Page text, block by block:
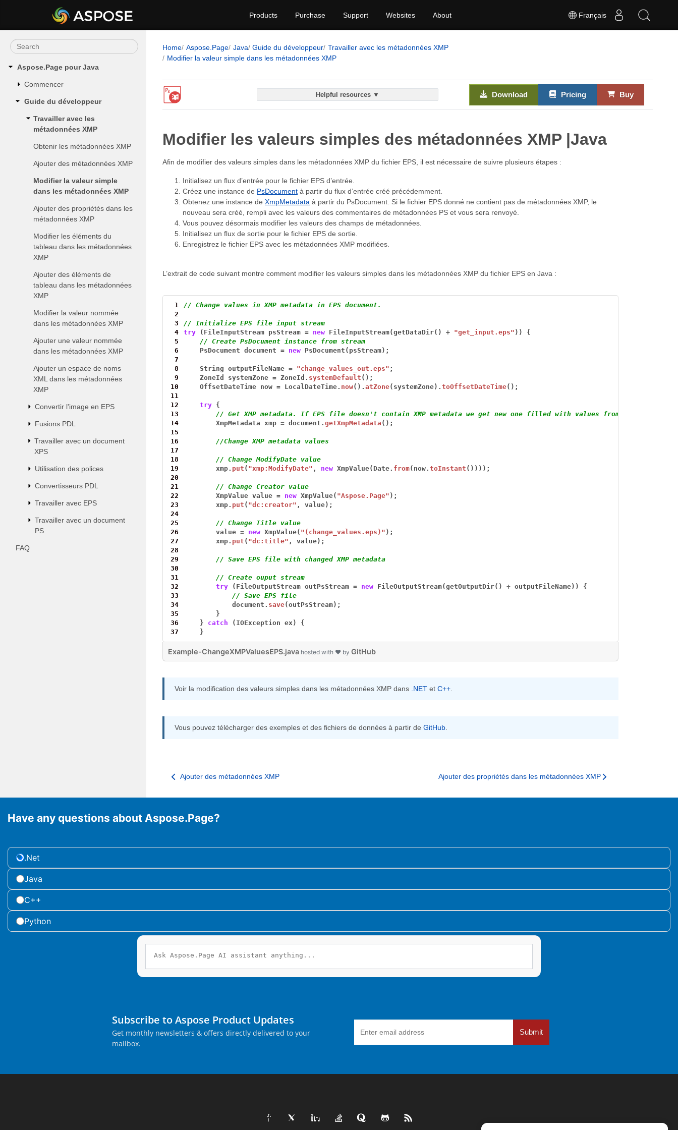
Français
Products Purchase Support Websites About
Aspose.Page pour Java
Commencer
Guide du développeur
Travailler avec les
métadonnées XMP
Obtenir les métadonnées XMP
Ajouter des métadonnées XMP
Modifier la valeur simple
dans les métadonnées XMP
Ajouter des propriétés dans les
métadonnées XMP
Modifier les éléments du
tableau dans les métadonnées
XMP
Ajouter des éléments de
tableau dans les métadonnées
XMP
Modifier la valeur nommée
dans les métadonnées XMP
Ajouter une valeur nommée
dans les métadonnées XMP
Ajouter un espace de noms
XML dans les métadonnées
XMP
Convertir l'image en EPS
Fusions PDL
Travailler avec un document
XPS
Utilisation des polices
Convertisseurs PDL
Travailler avec EPS
Travailler avec un document
PS
FAQ
Home Aspose.Page Java Guide du développeur Travailler avec les métadonnées XMP
Modifier la valeur simple dans les métadonnées XMP
Helpful resources ▼ Download Pricing Buy
Modifier les valeurs simples des métadonnées XMP |Java
Afin de modifier des valeurs simples dans les métadonnées XMP du fichier EPS, il est nécessaire de suivre plusieurs étapes :
Initialisez un flux d’entrée pour le fichier EPS d’entrée.
Créez une instance de PsDocument à partir du flux d’entrée créé précédemment.
Obtenez une instance de XmpMetadata à partir du PsDocument. Si le fichier EPS donné ne contient pas de métadonnées XMP, le
nouveau sera créé, rempli avec les valeurs des commentaires de métadonnées PS et vous sera renvoyé.
Vous pouvez désormais modifier les valeurs des champs de métadonnées.
Initialisez un flux de sortie pour le fichier EPS de sortie.
Enregistrez le fichier EPS avec les métadonnées XMP modifiées.
L’extrait de code suivant montre comment modifier les valeurs simples dans les métadonnées XMP du fichier EPS en Java :
1
// Change values in XMP metadata in EPS document.
2
3
// Initialize EPS file input stream
4
try (FileInputStream psStream = new FileInputStream(getDataDir() + "get_input.eps" ))
{
5
// Create PsDocument instance from stream
6
PsDocument document = new PsDocument(psStream);
7
8
String outputFileName = "change_values_out.eps" ;
9
ZoneId systemZone = ZoneId. systemDefault ();
10
OffsetDateTime now = LocalDateTime. now().atZone(systemZone).toOffsetDateTime();
11
12
try {
13
// Get XMP metadata. If EPS file doesn't contain XMP metadata we get new one filled with values from PS metadata
14
XmpMetadata xmp = document.getXmpMetadata ();
15
16
//Change XMP metadata values
17
18
// Change ModifyDate value
19
xmp. put ( "xmp:ModifyDate" , new XmpValue(Date. from(now.toInstant ())));
20
21
// Change Creator value
22
XmpValue value = new XmpValue( "Aspose.Page" );
23
xmp. put ( "dc:creator" ,
value);
24
25
// Change Title value
26
value = new XmpValue( "(change_values.eps)" );
27
xmp. put ( "dc:title" ,
value);
28
29
// Save EPS file with changed XMP metadata
30
31
// Create ouput stream
32
try (FileOutputStream outPsStream = new FileOutputStream(getOutputDir() + outputFileName))
{
33
// Save EPS file
34
document. save(outPsStream);
35
}
36
} catch (IOException ex)
{
37
}
Example-ChangeXMPValuesEPS.java hosted with ❤ by GitHub
Voir la modification des valeurs simples dans les métadonnées XMP dans .NET et C++.
Vous pouvez télécharger des exemples et des fichiers de données à partir de GitHub.
Ajouter des métadonnées XMP Ajouter des propriétés dans les métadonnées XMP
Have any questions about Aspose.Page?
.Net
Java
C++
Python
Subscribe to Aspose Product Updates
Get monthly newsletters & offers directly delivered to your
mailbox.
Submit